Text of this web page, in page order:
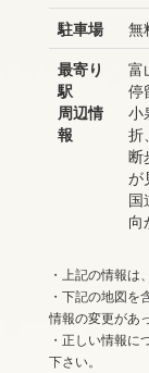
駐車場
無
最寄り
駅
周辺情
報
富
停
小
折
断
が
国
向
・上記の情報は
・下記の地図を
情報の変更があ
・正しい情報
下さい。